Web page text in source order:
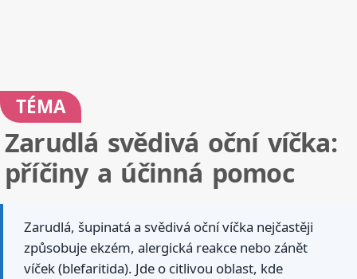
TÉMA
Zarudlá svědivá oční víčka:
příčiny a účinná pomoc
Zarudlá, šupinatá a svědivá oční víčka nejčastěji
způsobuje ekzém, alergická reakce nebo zánět
víček (blefaritida). Jde o citlivou oblast, kde